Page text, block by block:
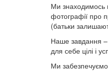
Ми знаходимось
фотографії про
(батьки
Наше завдання –
для себе цілі і
Ми